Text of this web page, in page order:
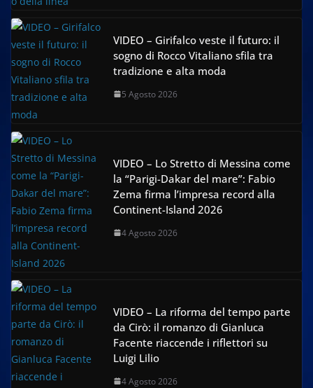
VIDEO – Girifalco veste il futuro: il
sogno di Rocco Vitaliano sfila tra
tradizione e alta moda
5 Agosto 2026
VIDEO – Lo Stretto di Messina come
la “Parigi-Dakar del mare”: Fabio
Zema firma l’impresa record alla
Continent-Island 2026
4 Agosto 2026
VIDEO – La riforma del tempo parte
da Cirò: il romanzo di Gianluca
Facente riaccende i riflettori su
Luigi Lilio
4 Agosto 2026